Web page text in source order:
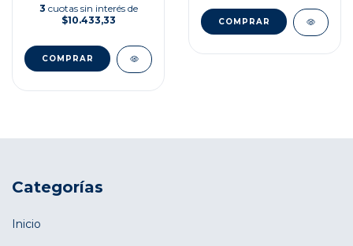
3 cuotas sin interés de
$10.433,33
Categorías
Inicio